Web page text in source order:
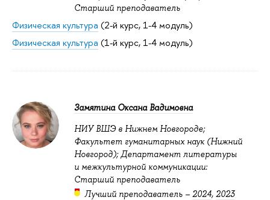
Старший преподаватель
Физическая культура (2-й курс, 1-4 модуль)
Физическая культура (1-й курс, 1-4 модуль)
Замятина Оксана Вадимовна
НИУ ВШЭ в Нижнем Новгороде;
Факультет гуманитарных наук (Нижний
Новгород); Департамент литературы
и межкультурной коммуникации:
Старший преподаватель
Лучший преподаватель – 2024, 2023